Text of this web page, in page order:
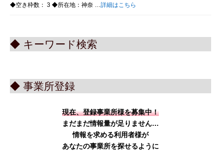
◆空き枠数： 3 ◆所在地：神奈 …詳細はこちら
◆ キーワード検索
◆ 事業所登録
現在、登録事業所様を募集中！
まだまだ情報量が足りません…
情報を求める利用者様が
あなたの事業所を探せるように